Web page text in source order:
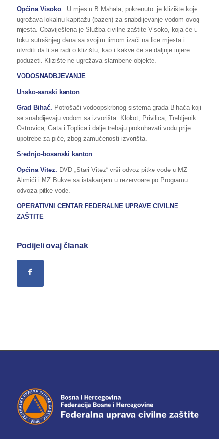
Općina Visoko. U mjestu B.Mahala, pokrenuto je klizište koje
ugrožava lokalnu kapitažu (bazen) za snabdijevanje vodom ovog
mjesta. Obaviještena je Služba civilne zaštite Visoko, koja će u
toku sutrašnjeg dana sa svojim timom izaći na lice mjesta i
utvrditi da li se radi o klizištu, kao i kakve će se daljnje mjere
poduzeti. Klizište ne ugrožava stambene objekte.
VODOSNADBJEVANJE
Unsko-sanski kanton
Grad Bihać. Potrošači vodoopskrbnog sistema grada Bihaća koji
se snabdijevaju vodom sa izvorišta: Klokot, Privilica, Trebljenik,
Ostrovica, Gata i Toplica i dalje trebaju prokuhavati vodu prije
upotrebe za piće, zbog zamućenosti izvorišta.
Srednjo-bosanski kanton
Općina Vitez. DVD „Stari Vitez“ vrši odvoz pitke vode u MZ
Ahmići i MZ Bukve sa istakanjem u rezervoare po Programu
odvoza pitke vode.
OPERATIVNI CENTAR FEDERALNE UPRAVE CIVILNE
ZAŠTITE
Podijeli ovaj članak